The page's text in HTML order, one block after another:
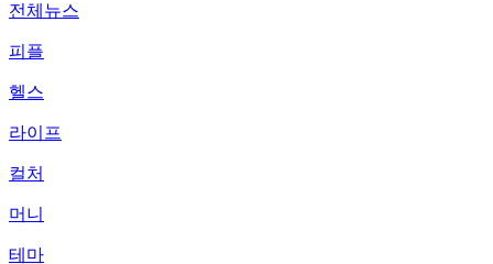
전체뉴스
피플
헬스
라이프
컬처
머니
테마